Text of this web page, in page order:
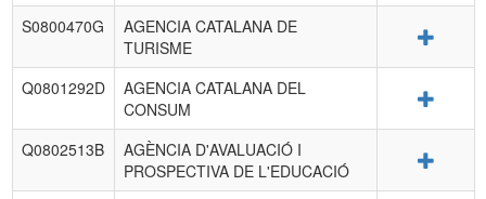
S0800470G
AGENCIA CATALANA DE
TURISME
Q0801292D
AGENCIA CATALANA DEL
CONSUM
Q0802513B
AGÈNCIA D'AVALUACIÓ I
PROSPECTIVA DE L'EDUCACIÓ